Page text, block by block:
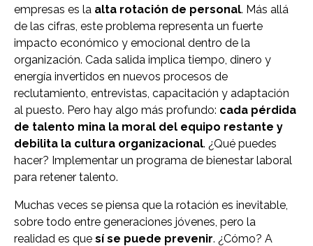
empresas es la alta rotación de personal. Más allá
de las cifras, este problema representa un fuerte
impacto económico y emocional dentro de la
organización. Cada salida implica tiempo, dinero y
energía invertidos en nuevos procesos de
reclutamiento, entrevistas, capacitación y adaptación
al puesto. Pero hay algo más profundo: cada pérdida
de talento mina la moral del equipo restante y
debilita la cultura organizacional. ¿Qué puedes
hacer? Implementar un programa de bienestar laboral
para retener talento.
Muchas veces se piensa que la rotación es inevitable,
sobre todo entre generaciones jóvenes, pero la
realidad es que sí se puede prevenir. ¿Cómo? A